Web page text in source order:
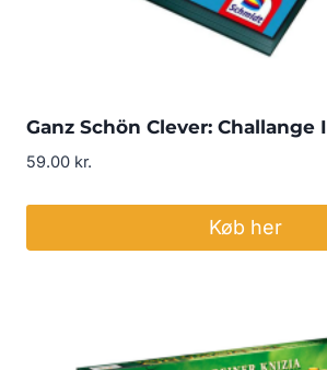
Ganz Schön Clever: Challange I
59.00 kr.
Køb her